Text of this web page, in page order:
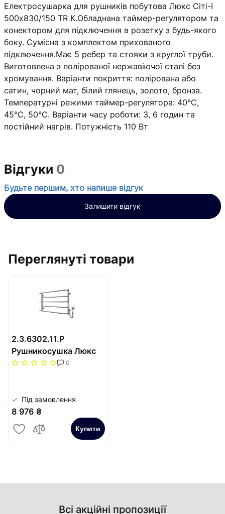
Електросушарка для рушників побутова Люкс Сіті-І
500х830/150 TR К.Обладнана таймер-регулятором та
конектором для підключення в розетку з будь-якого
боку. Сумісна з комплектом прихованого
підключення.Має 5 ребер та стояки з круглої труби.
Виготовлена з полірованої нержавіючої сталі без
хромування. Варіанти покриття: полірована або
сатин, чорний мат, білий глянець, золото, бронза.
Температурні режими таймер-регулятора: 40°С,
45°С, 50°С. Варіанти часу роботи: 3, 6 годин та
постійний нагрів. Потужність 110 Вт
Відгуки 0
Будьте першим, хто напише відгук
Залишити відгук
Переглянуті товари
2.3.6302.11.P
Рушникосушка Люкс
Сіті-І 500х830/150
0
Під замовлення
8 976 ₴
Купити
Всі акційні пропозиції